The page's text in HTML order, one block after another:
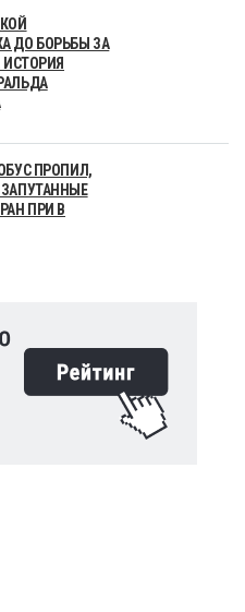
ДО БОРЬБЫ ЗА
ИСТОРИЯ
ПРОПИЛ,
ПРИ В